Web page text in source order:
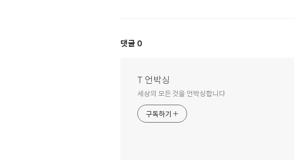
댓글 0
T 언박싱
세상의 모든 것을 언박싱합니다
구독하기